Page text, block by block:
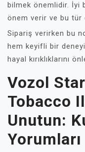
bilmek önemlidir. İyi
önem verir ve bu tür
Sipariş verirken bu
hem keyifli bir
hayal kırıklıklarını
Vozol
Tobacco
Unutun:
Yorumları